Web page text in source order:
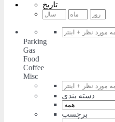
تاریخ
Parking
Gas
Food
Coffee
Misc
دسته بندی
برچسب